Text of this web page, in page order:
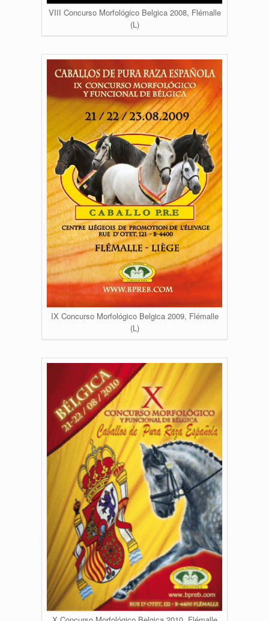
VIII Concurso Morfológico Belgica 2008, Flémalle
(L)
IX Concurso Morfológico Belgica 2009, Flémalle
(L)